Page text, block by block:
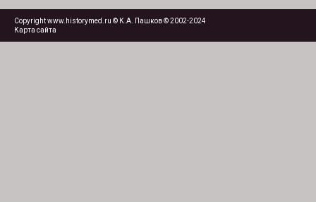
Copyright www.historymed.ru © К.А. Пашков © 2002-2024
Карта сайта